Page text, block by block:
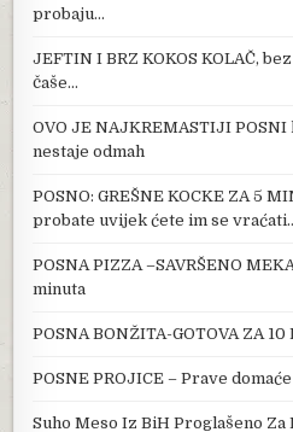
probaju…
JEFTIN I BRZ KOKOS KOLAČ,
čaše…
OVO JE NAJKREMASTIJI
nestaje odmah
POSNO: GREŠNE KOCKE ZA 5
probate uvijek ćete im se
POSNA PIZZA –SAVRŠENO
minuta
POSNA BONŽITA-GOTOVA ZA
POSNE PROJICE – Prave
Suho Meso Iz BiH Proglašeno Za